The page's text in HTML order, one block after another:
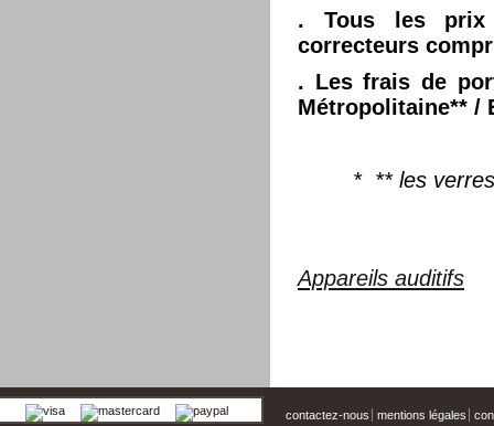
. Tous les prix
correcteurs
. Les frais de
Métropolitaine** /
* ** les
Appareils auditifs
contactez-nous mentions légales